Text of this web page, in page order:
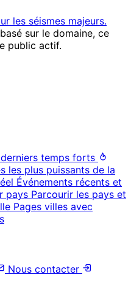
les séismes majeurs.
sur le domaine, ce
public actif.
temps forts
les plus puissants de la
Événements récents et
pays Parcourir les pays et
Pages villes avec
Nous contacter